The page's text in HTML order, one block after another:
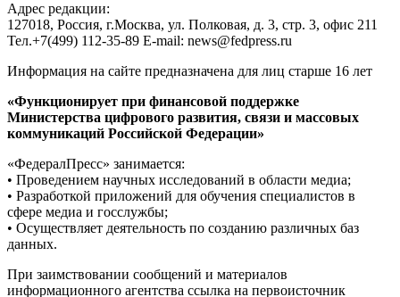
Адрес редакции:
127018, Россия, г.Москва, ул. Полковая, д. 3, стр. 3, офис 211
Тел.+7(499) 112-35-89 E-mail: news@fedpress.ru
Информация на сайте предназначена для лиц старше 16 лет
«Функционирует при финансовой поддержке
Министерства цифрового развития, связи и массовых
коммуникаций Российской Федерации»
«ФедералПресс» занимается:
• Проведением научных исследований в области медиа;
• Разработкой приложений для обучения специалистов в
сфере медиа и госслужбы;
• Осуществляет деятельность по созданию различных баз
данных.
При заимствовании сообщений и материалов
информационного агентства ссылка на первоисточник